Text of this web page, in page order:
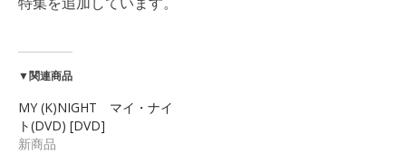
▼関連商品
MY (K)NIGHT マイ・ナイ
ト(DVD) [DVD]
新商品